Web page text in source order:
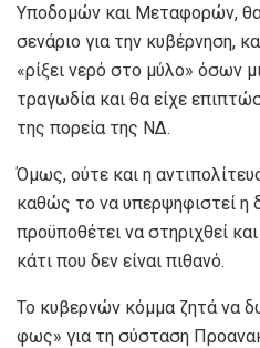
Υποδομών και Μεταφορών, θα
σενάριο για την κυβέρνηση,
«ρίξει νερό στο μύλο» όσων
τραγωδία και θα είχε
της πορεία της ΝΔ.
Όμως, ούτε και η
καθώς το να υπερψηφιστεί η
προϋποθέτει να στηριχθεί
κάτι που δεν είναι πιθανό.
Το κυβερνών κόμμα ζητά να
φως» για τη σύσταση